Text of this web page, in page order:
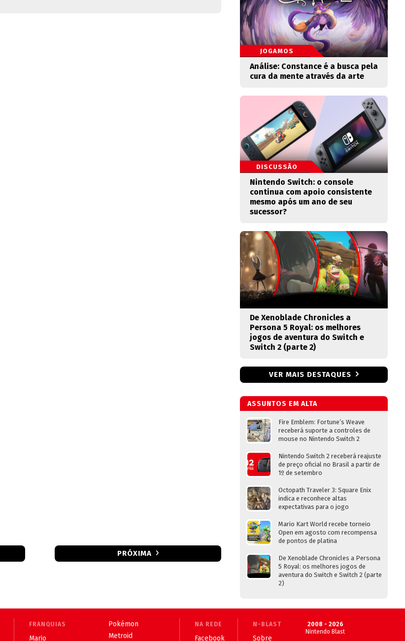
PRÓXIMA
JOGAMOS
Análise: Constance é a busca pela
cura da mente através da arte
DISCUSSÃO
Nintendo Switch: o console
continua com apoio consistente
mesmo após um ano de seu
sucessor?
De Xenoblade Chronicles a
Persona 5 Royal: os melhores
jogos de aventura do Switch e
Switch 2 (parte 2)
VER MAIS DESTAQUES
ASSUNTOS EM ALTA
Fire Emblem: Fortune’s Weave
receberá suporte a controles de
mouse no Nintendo Switch 2
Nintendo Switch 2 receberá reajuste
de preço oficial no Brasil a partir de
1º de setembro
Octopath Traveler 3: Square Enix
indica e reconhece altas
expectativas para o jogo
Mario Kart World recebe torneio
Open em agosto com recompensa
de pontos de platina
De Xenoblade Chronicles a Persona
5 Royal: os melhores jogos de
aventura do Switch e Switch 2 (parte
2)
FRANQUIAS
Mario
Pokémon
Metroid
NA REDE
Facebook
N-BLAST
Sobre
2008 - 2026
Nintendo Blast